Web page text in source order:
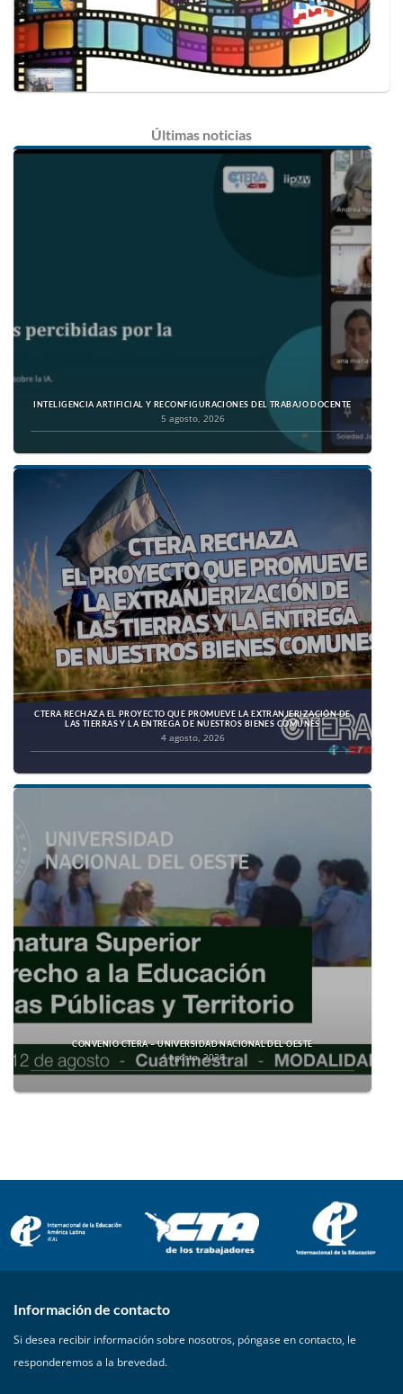
Últimas noticias
INTELIGENCIA ARTIFICIAL Y RECONFIGURACIONES DEL TRABAJO DOCENTE
5 agosto, 2026
CTERA RECHAZA EL PROYECTO QUE PROMUEVE LA EXTRANJERIZACIÓN DE
LAS TIERRAS Y LA ENTREGA DE NUESTROS BIENES COMUNES
4 agosto, 2026
CONVENIO CTERA – UNIVERSIDAD NACIONAL DEL OESTE
4 agosto, 2026
Información de contacto
Si desea recibir información sobre nosotros, póngase en contacto, le
responderemos a la brevedad.